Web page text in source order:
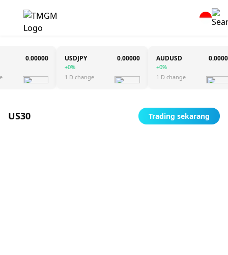
0.00000 USDJPY
1 D change
0.00000 AUDUSD
1 D change
0.00000
US30 Trading sekarang